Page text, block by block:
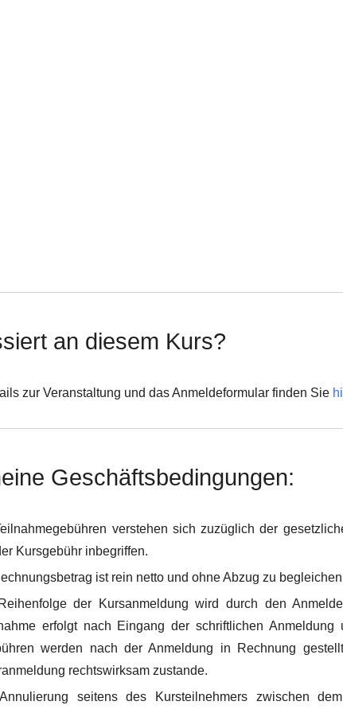
an diesem Kurs?
zur Veranstaltung und das Anmeldeformular finden Sie
Geschäftsbedingungen:
verstehen sich zuzüglich der
Kursgebühr inbegriffen.
ist rein netto und ohne Abzug zu
der Kursanmeldung wird durch den
erfolgt nach Eingang der schriftlichen
werden nach der Anmeldung in Rechnung
rechtswirksam zustande.
seitens des Kursteilnehmers zwischen